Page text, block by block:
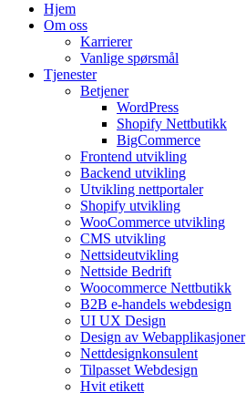
Hjem
Om oss
Karrierer
Vanlige spørsmål
Tjenester
Betjener
WordPress
Shopify Nettbutikk
BigCommerce
Frontend utvikling
Backend utvikling
Utvikling nettportaler
Shopify utvikling
WooCommerce utvikling
CMS utvikling
Nettsideutvikling
Nettside Bedrift
Woocommerce Nettbutikk
B2B e-handels webdesign
UI UX Design
Design av Webapplikasjoner
Nettdesignkonsulent
Tilpasset Webdesign
Hvit etikett